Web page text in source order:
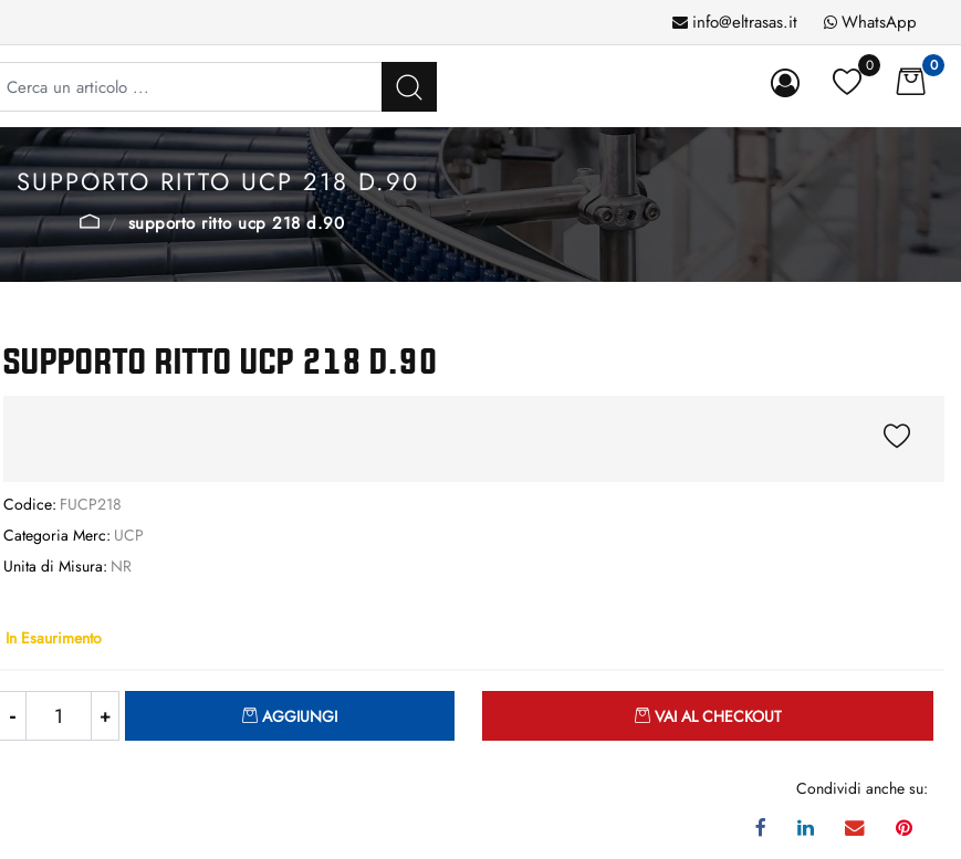
info@eltrasas.it WhatsApp
0 0
SUPPORTO RITTO UCP 218 D.90
supporto ritto ucp 218 d.90
SUPPORTO RITTO UCP 218 D.90
Codice: FUCP218
Categoria Merc: UCP
Unita di Misura: NR
In Esaurimento
AGGIUNGI VAI AL CHECKOUT
Condividi anche su: